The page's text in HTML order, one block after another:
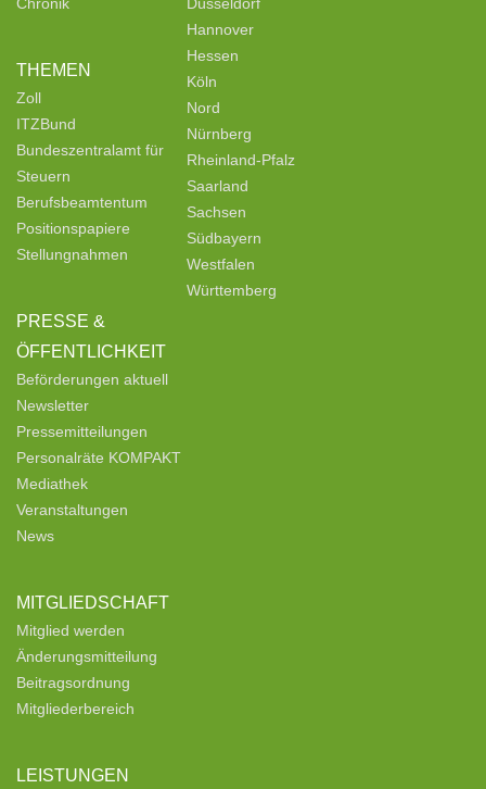
Chronik
THEMEN
Zoll
ITZBund
Bundeszentralamt für
Steuern
Berufsbeamtentum
Positionspapiere
Stellungnahmen
PRESSE &
ÖFFENTLICHKEIT
Beförderungen aktuell
Newsletter
Pressemitteilungen
Personalräte KOMPAKT
Mediathek
Veranstaltungen
News
MITGLIEDSCHAFT
Mitglied werden
Änderungsmitteilung
Beitragsordnung
Mitgliederbereich
LEISTUNGEN
Düsseldorf
Hannover
Hessen
Köln
Nord
Nürnberg
Rheinland-Pfalz
Saarland
Sachsen
Südbayern
Westfalen
Württemberg